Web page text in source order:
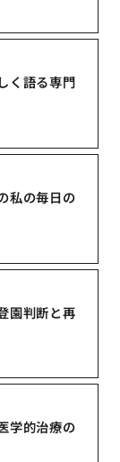
く語る専門
私の毎日の
園判断と再
学的治療の